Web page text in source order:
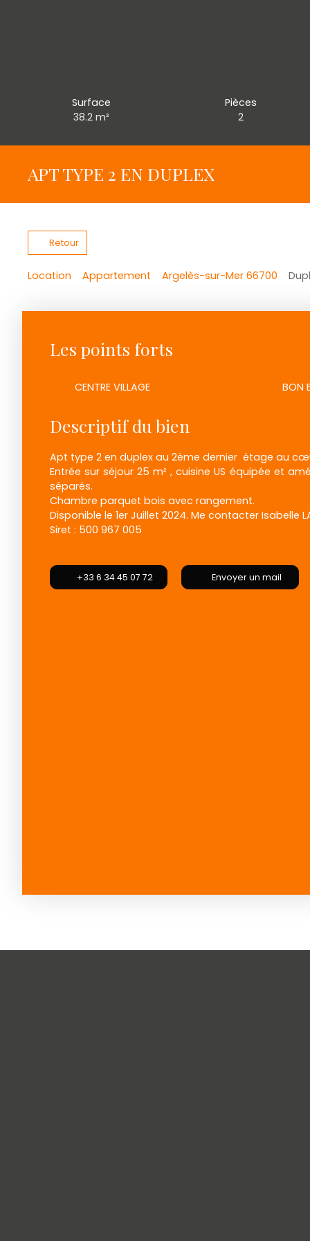
Surface
38.2m²
Pièces
2
APT TYPE 2 EN DUPLEX
Retour
Location Appartement Argelès-sur-Mer 66700
Les points forts
CENTRE VILLAGE BON
Descriptif du bien
Apt type 2 en duplex au 2ème dernier étage au
Entrée sur séjour 25 m² , cuisine US équipée et
séparés.
Chambre parquet bois avec rangement.
Disponible le 1er Juillet 2024. Me contacter Isabelle
Siret : 500 967 005
+33 6 34 45 07 72 Envoyer un mail